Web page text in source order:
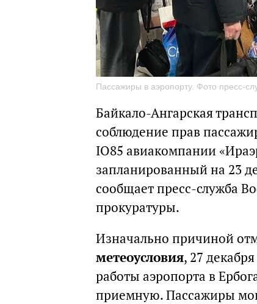
Пассажиры в аэропорту. Фото пресс-
Байкало-Ангарская
соблюдение прав
IO85 авиакомпании
запланированный на 23
сообщает пресс-служба
прокуратуры.
Изначально причиной
метеоусловия, 27
работы аэропорта в
приемную. Пассажиры